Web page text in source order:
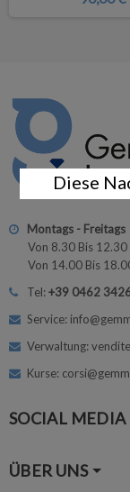
Montags - Freitags
Von 8.30 Bis 12.30
Von 14.00 Bis
Tel:+39 0462
Service:
Verwaltung:
Kurse:
SOCIAL MEDIA
ÜBER UNS
Diese